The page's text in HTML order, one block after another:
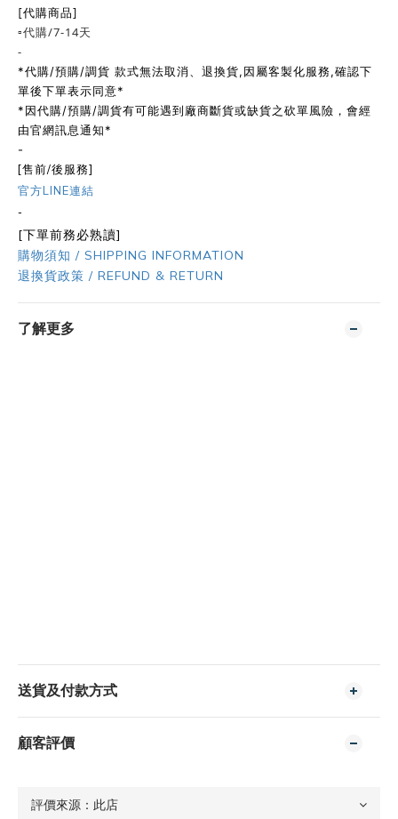
[代購商品]
▫️代購/7-14天
-
*代購/預購/調貨 款式無法取消、退換貨,因屬客製化服務,確認下
單後下單表示同意*
*因代購/預購/調貨有可能遇到廠商斷貨或缺貨之砍單風險，會經
由官網訊息通知*
-
[售前/後服務]
官方LINE連結
-
[下單前務必熟讀]
購物須知 / SHIPPING INFORMATION
退換貨政策 / REFUND & RETURN
了解更多
送貨及付款方式
顧客評價